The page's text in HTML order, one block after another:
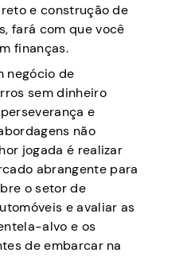
e construção de
fará com que você
finanças.
negócio de
sem dinheiro
e
não
jogada é realizar
abrangente para
o setor de
e avaliar as
alvo e os
de embarcar na